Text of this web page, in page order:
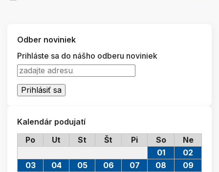
Odber noviniek
Prihláste sa do nášho odberu noviniek
Kalendár podujatí
Po
Ut St Št Pi So Ne
01
02
03
04 05 06 07 08
09